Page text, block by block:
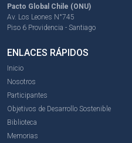
Pacto Global Chile (ONU)
Av. Los Leones N°745
Piso 6 Providencia - Santiago
ENLACES RÁPIDOS
Inicio
Nosotros
Participantes
Objetivos de Desarrollo Sostenible
Biblioteca
Memorias